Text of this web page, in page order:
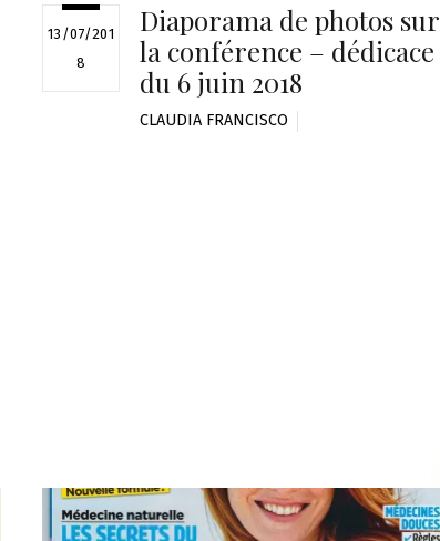
13/07/201
8
Diaporama de photos sur
la conférence – dédicace
du 6 juin 2018
CLAUDIA FRANCISCO